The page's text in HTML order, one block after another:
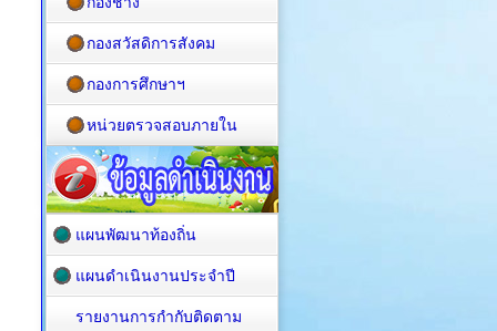
กองสวัสดิการสังคม
กองการศึกษาฯ
หน่วยตรวจสอบภายใน
แผนพัฒนาท้องถิ่น
แผนดำเนินงานประจำปี
รายงานการกำกับติดตาม